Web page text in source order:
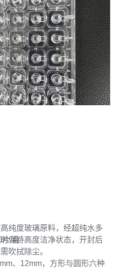
纯度玻璃原料，经超纯水多
保持高度洁净状态，开封后
吹拭除尘。
、12mm，方形与圆形六种
片/盒